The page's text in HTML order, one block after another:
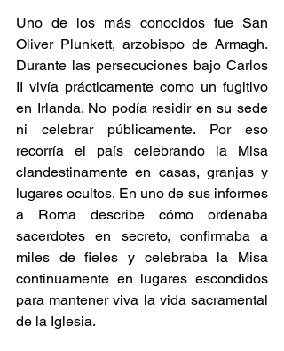
Uno de los más conocidos fue San
Oliver Plunkett, arzobispo de Armagh.
Durante las persecuciones bajo Carlos
II vivía prácticamente como un fugitivo
en Irlanda. No podía residir en su sede
ni celebrar públicamente. Por eso
recorría el país celebrando la Misa
clandestinamente en casas, granjas y
lugares ocultos. En uno de sus informes
a Roma describe cómo ordenaba
sacerdotes en secreto, confirmaba a
miles de fieles y celebraba la Misa
continuamente en lugares escondidos
para mantener viva la vida sacramental
de la Iglesia.